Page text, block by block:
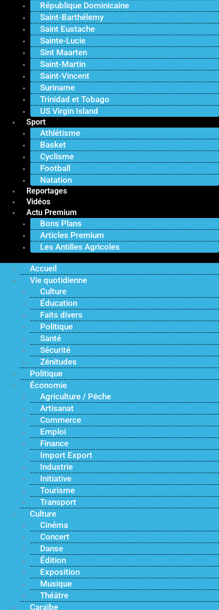
République Dominicaine
Saint-Barthélemy
Saint Eustache
Sainte-Lucie
Sint Maarten
Saint-Martin
Saint-Vincent
Suriname
Trinidad et Tobago
US Virgin Island
Sport
Athlétisme
Basket
Cyclisme
Football
Natation
Reportages
Vidéos
Actu Premium
Bons Plans
Articles Premium
Les Antilles Agricoles
Accueil
Vie quotidienne
Culture
Éducation
Faits divers
Politique
Santé
Sécurité
Zénitudes
Politique
Économie
Agriculture / Pêche
Artisanat
Commerce
Emploi
Finance
Import Export
Industrie
Initiative
Tourisme
Transport
Culture
Cinéma
Concert
Danse
Édition
Exposition
Musique
Théâtre
Caraïbe